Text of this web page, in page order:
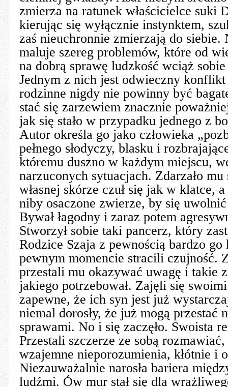
zmierza na ratunek właścicielce suki
kierując się wyłącznie instynktem,
zaś nieuchronnie zmierzają do siebie.
maluje szereg problemów, które od
na dobrą sprawę ludzkość wciąż
Jednym z nich jest odwieczny
rodzinne nigdy nie powinny być
stać się zarzewiem znacznie
jak się stało w przypadku jednego z
Autor określa go jako człowieka
pełnego słodyczy, blasku i
któremu duszno w każdym miejscu,
narzuconych sytuacjach. Zdarzało
własnej skórze czuł się jak w klatce,
niby osaczone zwierze, by się
Bywał łagodny i zaraz potem
Stworzył sobie taki pancerz, który
Rodzice Szaja z pewnością bardzo
pewnym momencie stracili czujność.
przestali mu okazywać uwagę i takie
jakiego potrzebował. Zajęli się
zapewne, że ich syn jest już
niemal dorosły, że już mogą przestać
sprawami. No i się zaczęło. Swoista
Przestali szczerze ze sobą
wzajemne nieporozumienia, kłótnie i
Niezauważalnie narosła bariera
ludźmi. Ów mur stał się dla